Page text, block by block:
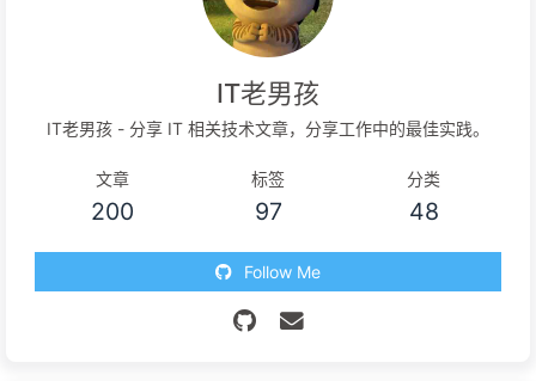
IT老男孩
IT老男孩 - 分享 IT 相关技术文章，分享工作中的最佳实践。
文章
200
标签
97
分类
48
Follow Me